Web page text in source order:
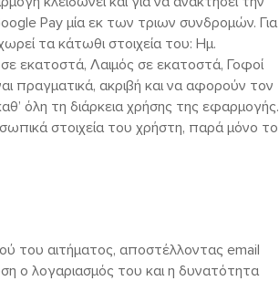
Pay μία εκ των τριων συνδρομών. Για
τα κάτωθι στοιχεία του: Ημ.
εκατοστά, Λαιμός σε εκατοστά, Γοφοί
πραγματικά, ακριβή και να αφορούν τον
όλη τη διάρκεια χρήσης της εφαρμογής.
στοιχεία του χρήστη, παρά μόνο το
του αιτήματος, αποστέλλοντας email
ο λογαριασμός του και η δυνατότητα